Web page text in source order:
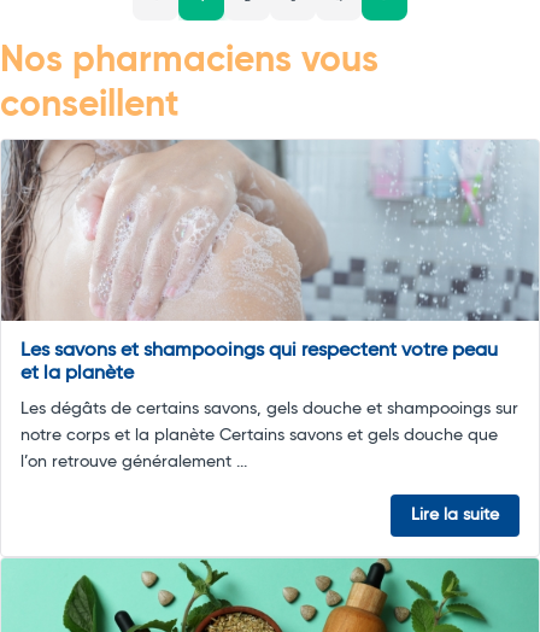
Nos pharmaciens vous
conseillent
Les savons et shampooings qui respectent votre peau
et la planète
Les dégâts de certains savons, gels douche et shampooings sur
notre corps et la planète Certains savons et gels douche que
l’on retrouve généralement ...
Lire la suite